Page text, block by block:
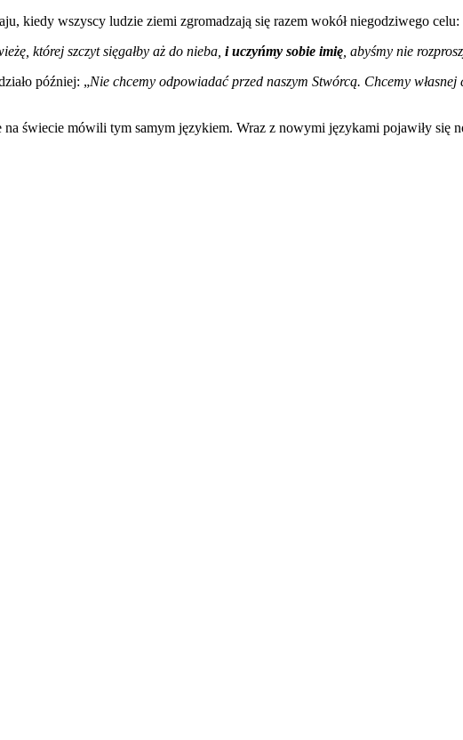
kiedy wszyscy ludzie ziemi zgromadzają się razem wokół niegodziwego celu:
której szczyt sięgałby aż do nieba, i uczyńmy sobie imię , abyśmy nie
później: „Nie chcemy odpowiadać przed naszym Stwórcą. Chcemy własnej
świecie mówili tym samym językiem. Wraz z nowymi językami pojawiły się